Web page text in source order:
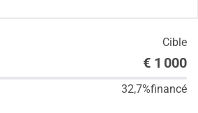
Cible
€ 1 000
32,7%financé